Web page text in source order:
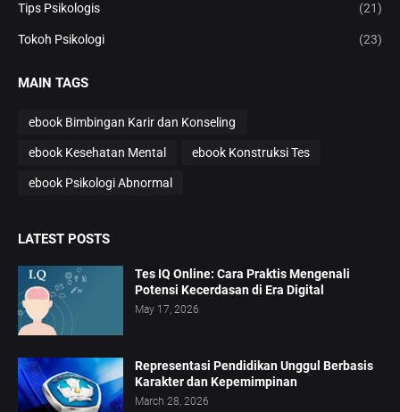
Tips Psikologis (21)
Tokoh Psikologi (23)
MAIN TAGS
ebook Bimbingan Karir dan Konseling
ebook Kesehatan Mental ebook Konstruksi Tes
ebook Psikologi Abnormal
LATEST POSTS
Tes IQ Online: Cara Praktis Mengenali
Potensi Kecerdasan di Era Digital
May 17, 2026
Representasi Pendidikan Unggul Berbasis
Karakter dan Kepemimpinan
March 28, 2026